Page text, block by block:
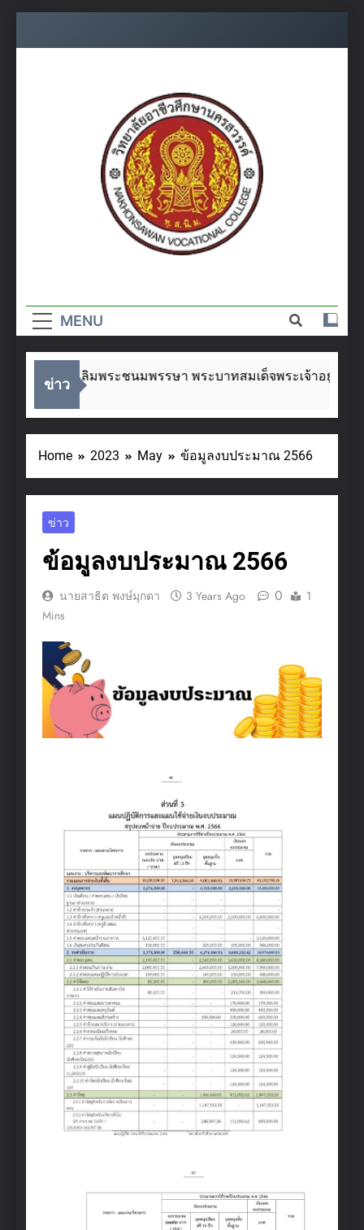
อาชีวศึกษา
นครสวรรค์
MENU
ข่าว
โอกาสวันเฉลิมพระชนมพรรษา พระบาทสมเด็จพระเจ้าอยู่หัว ๒
Home 2023 May ข้อมูลงบประมาณ 2566
ข่าว
ข้อมูลงบประมาณ 2566
นายสาธิต พงษ์มุกดา 3 Years Ago 0
1
Mins